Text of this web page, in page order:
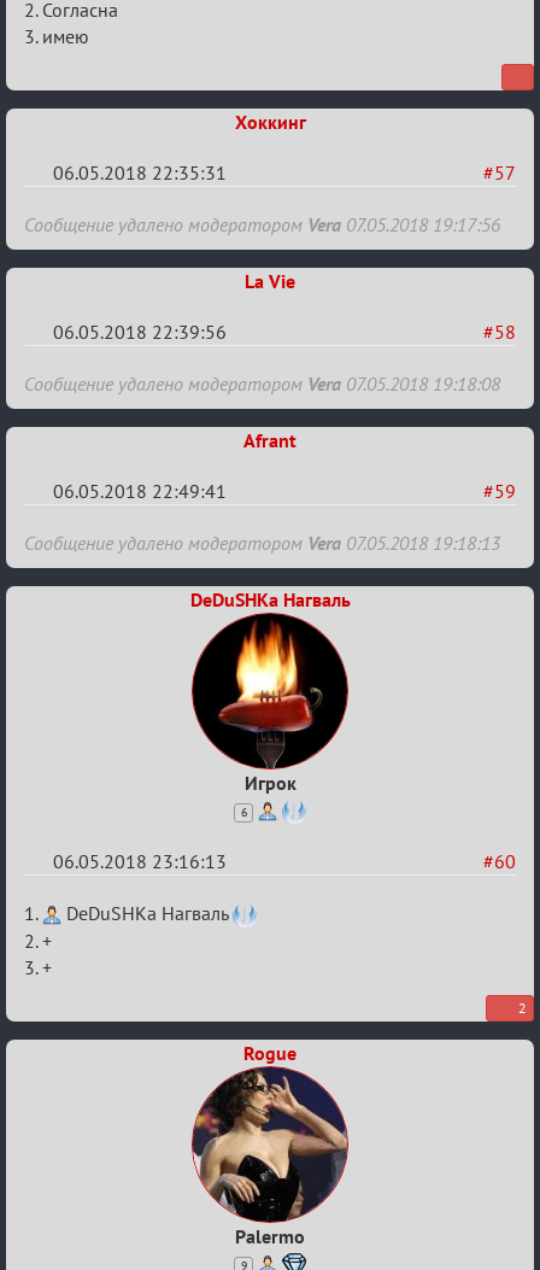
IX
Кубок
2. Согласна
3. имею
Хоккинг
#57
06.05.2018 22:35:31
Re:
IX
Вендетты
Сообщение удалено модератором Vera 07.05.2018 19:17:56
La Vie
#58
06.05.2018 22:39:56
Re:
IX
Вендетты
Сообщение удалено модератором Vera 07.05.2018 19:18:08
Afrant
#59
06.05.2018 22:49:41
Re:
IX
Сообщение удалено модератором Vera 07.05.2018 19:18:13
DeDuSHKa Нагваль
Игрок
6
#60
06.05.2018 23:16:13
Re:
IX
Кубок
1.
DeDuSHKa Нагваль
2. +
3. +
2
Rogue
Palermo
9